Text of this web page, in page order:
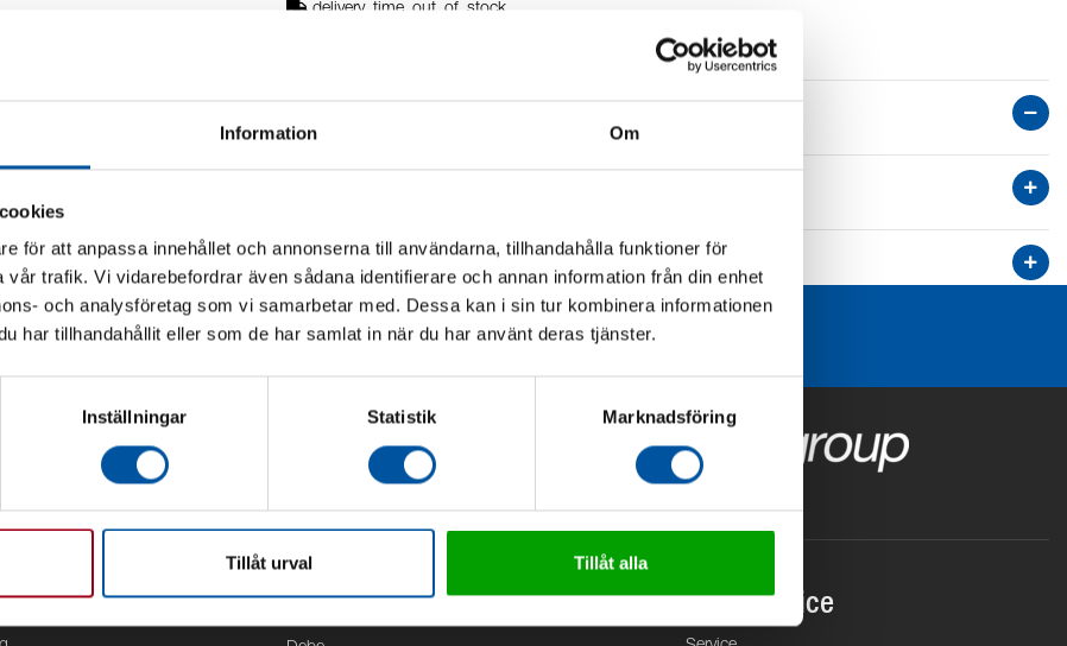
Information Om
för att anpassa innehållet och annonserna till användarna, tillhandahålla funktioner för
trafik. Vi vidarebefordrar även sådana identifierare och annan information från din enhet
och analysföretag som vi samarbetar med. Dessa kan i sin tur kombinera informationen
har tillhandahållit eller som de har samlat in när du har använt deras tjänster.
Inställningar Statistik Marknadsföring
Tillåt urval Tillåt alla
delivery_time_out_of_stock
Kontor Kundservice